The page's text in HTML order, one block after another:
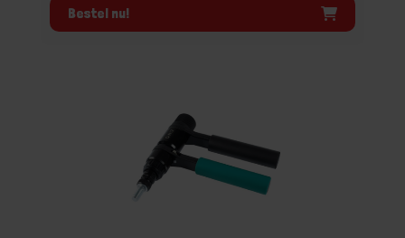
Bestel nu!